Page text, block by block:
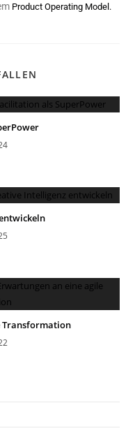
Product Operating Model.
Transformation